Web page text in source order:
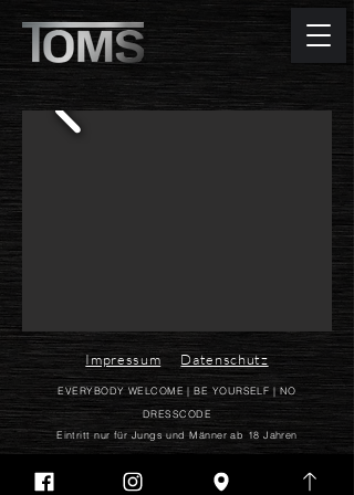
Impressum Datenschutz
EVERYBODY WELCOME | BE YOURSELF | NO
DRESSCODE
Eintritt nur für Jungs und Männer ab 18 Jahren